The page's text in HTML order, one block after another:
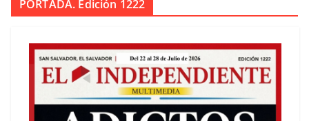
PORTADA. Edición 1222